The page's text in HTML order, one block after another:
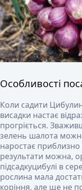
Особливості
Коли садити
висадки настає
прогріється.
зелень шалота
наростає
результати можна,
підсадкуцибулі в
рослина мала
коріння, але ще не